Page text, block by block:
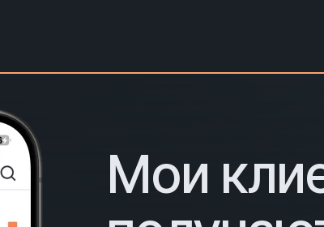
Мои